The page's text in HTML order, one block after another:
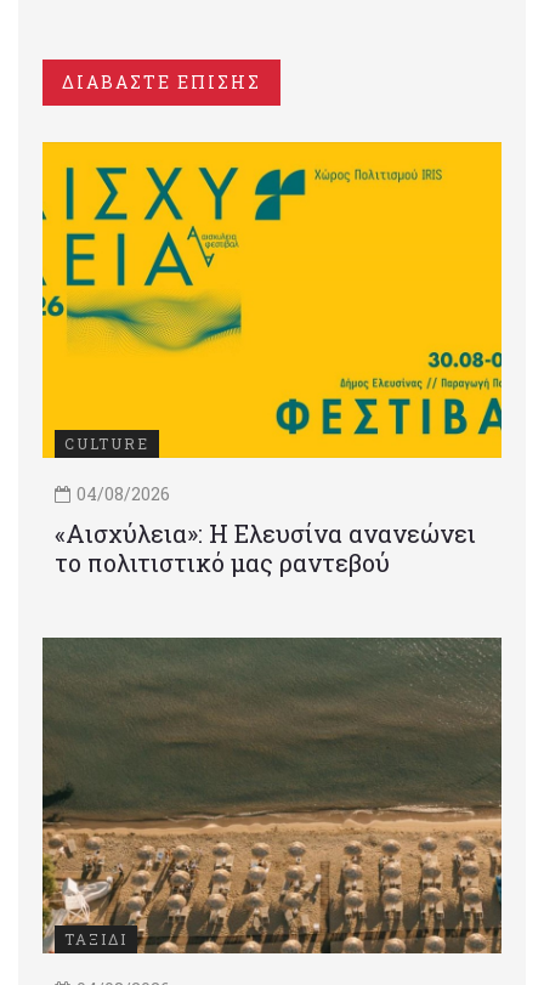
ΔΙΑΒΑΣΤΕ ΕΠΙΣΗΣ
CULTURE
04/08/2026
«Αισχύλεια»: Η Ελευσίνα ανανεώνει
το πολιτιστικό μας ραντεβού
ΤΑΞΙΔΙ